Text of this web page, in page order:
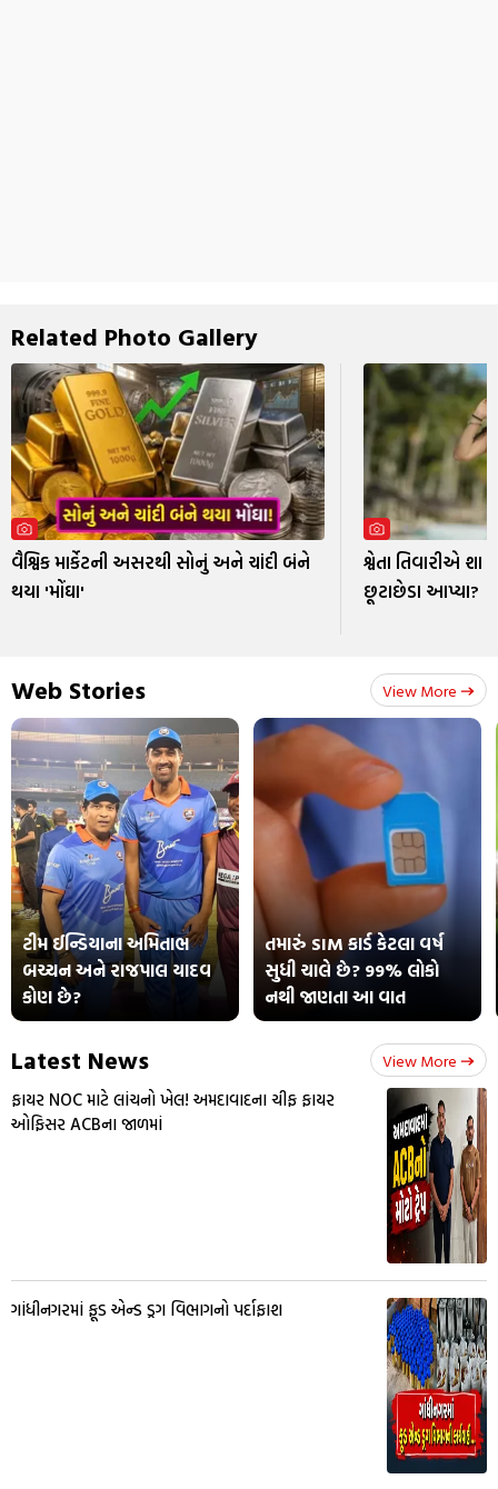
Related Photo Gallery
વૈશ્વિક માર્કેટની અસરથી સોનું અને ચાંદી બંને
થયા 'મોંઘા'
શ્વેતા તિવારીએ
છૂટાછેડા આપ્યા?
Web Stories View More
ટીમ ઈન્ડિયાના અમિતાભ
બચ્ચન અને રાજપાલ યાદવ
કોણ છે?
તમારું SIM કાર્ડ કેટલા વર્ષ
સુધી ચાલે છે? 99% લોકો
નથી જાણતા આ વાત
Latest News View More
ફાયર NOC માટે લાંચનો ખેલ! અમદાવાદના ચીફ ફાયર
ઓફિસર ACBના જાળમાં
ગાંધીનગરમાં ફૂડ એન્ડ ડ્રગ વિભાગનો પર્દાફાશ